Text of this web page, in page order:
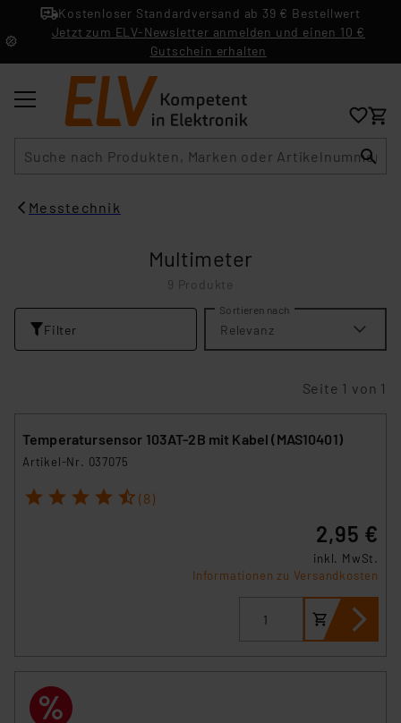
Kostenloser Standardversand ab 39 € Bestellwert
Jetzt zum ELV-Newsletter anmelden und einen 10 €
Gutschein erhalten
Messtechnik
Multimeter
9 Produkte
Filter
Sortieren nach
Relevanz
Seite 1 von 1
Temperatursensor 103AT-2B mit Kabel (MAS10401)
Artikel-Nr. 037075
1 2 3 4 5 (8)
2,95 €
inkl. MwSt.
Informationen zu Versandkosten